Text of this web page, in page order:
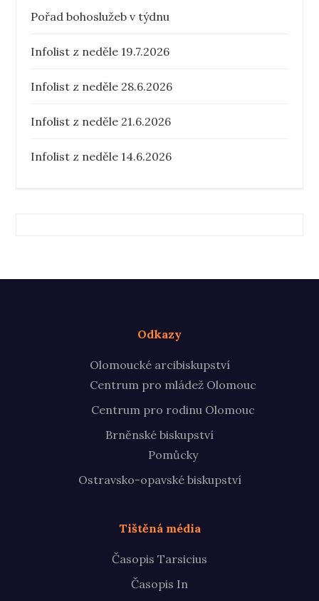
Pořad bohoslužeb v týdnu
Infolist z neděle 19.7.2026
Infolist z neděle 28.6.2026
Infolist z neděle 21.6.2026
Infolist z neděle 14.6.2026
Odkazy
Olomoucké arcibiskupství
Centrum pro mládež Olomouc
Centrum pro rodinu Olomouc
Brněnské biskupství
Pomůcky
Ostravsko-opavské biskupství
Tištěná média
Časopis Tarsicius
Časopis In